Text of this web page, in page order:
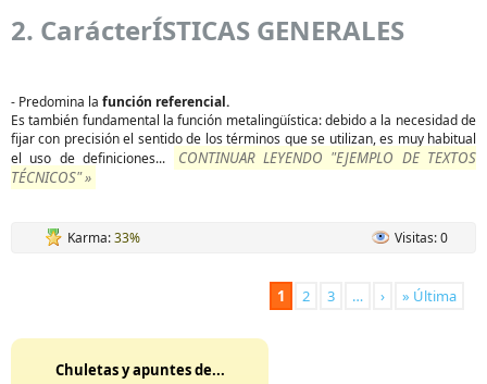
2. CarácterÍSTICAS GENERALES
- Predomina la función referencial.
Es también fundamental la función metalingüística: debido a la necesidad de
fijar con precisión el sentido de los términos que se utilizan, es muy habitual
el uso de definiciones...
CONTINUAR LEYENDO "EJEMPLO DE TEXTOS
TÉCNICOS" »
Karma:33% Visitas: 0
1 2 3 … › » Última
Chuletas y apuntes de...